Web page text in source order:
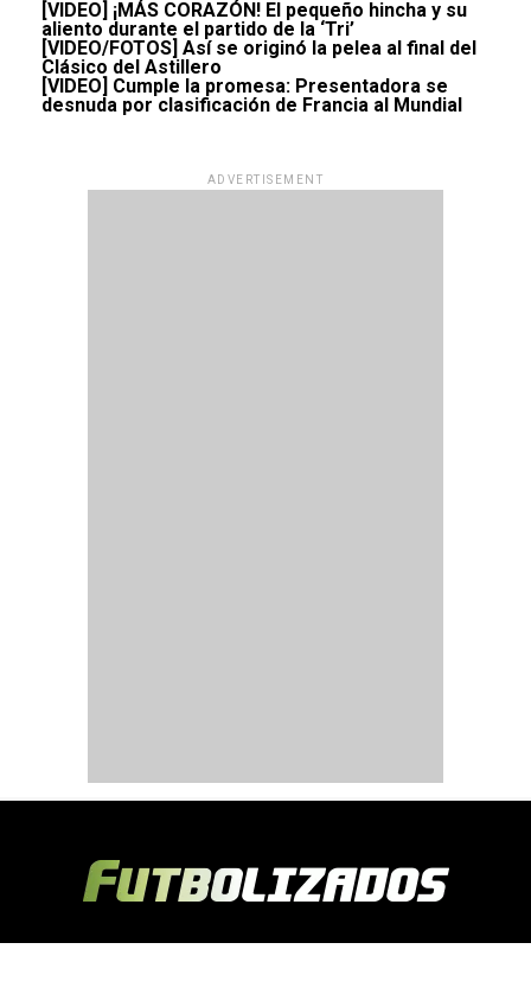
[VIDEO] ¡MÁS CORAZÓN! El pequeño hincha y su
aliento durante el partido de la ‘Tri’
[VIDEO/FOTOS] Así se originó la pelea al final del
Clásico del Astillero
[VIDEO] Cumple la promesa: Presentadora se
desnuda por clasificación de Francia al Mundial
ADVERTISEMENT